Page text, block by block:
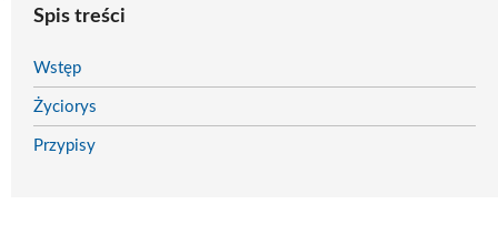
Spis treści
Wstęp
Życiorys
Przypisy